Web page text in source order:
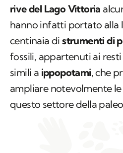
rive del Lago Vittoria
hanno infatti portato alla
centinaia distrumenti di
fossili, appartenuti ai
simili a ippopotami, che
ampliare notevolmente
questo settore della